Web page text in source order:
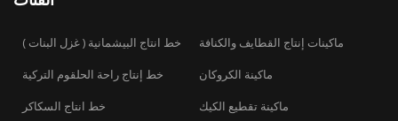
( خط انتاج البيشمانية ( غزل البنات
خط إنتاج راحة الحلقوم التركية
خط انتاج السكاكر
ماكينات إنتاج القطايف والكنافة
ماكينة الكروكان
ماكينة تقطيع الكيك